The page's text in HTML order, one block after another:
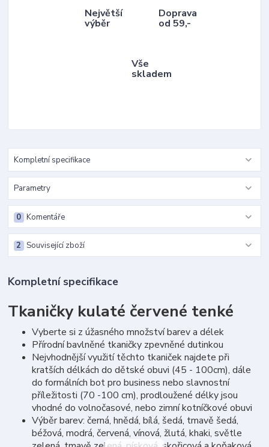
Největší
výběr
Doprava
od 59,-
Vše
skladem
Kompletní specifikace
Parametry
Komentáře
0
Související zboží
2
Kompletní specifikace
Tkaničky kulaté červené tenké
Vyberte si z úžasného množství barev a délek
Přírodní bavlněné tkaničky zpevněné dutinkou
Nejvhodnější využití těchto tkaniček najdete při
kratších délkách do dětské obuvi (45 - 100cm), dále
do formálních bot pro business nebo slavnostní
příležitosti (70 -100 cm), prodloužené délky jsou
vhodné do volnočasové, nebo zimní kotníčkové obuvi
Výběr barev: černá, hnědá, bílá, šedá, tmavě šedá,
béžová, modrá, červená, vínová, žlutá, khaki, světle